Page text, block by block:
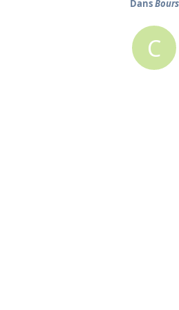
Dans
C